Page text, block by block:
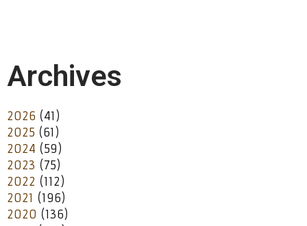
Archives
2026 (41)
2025 (61)
2024 (59)
2023 (75)
2022 (112)
2021 (196)
2020 (136)